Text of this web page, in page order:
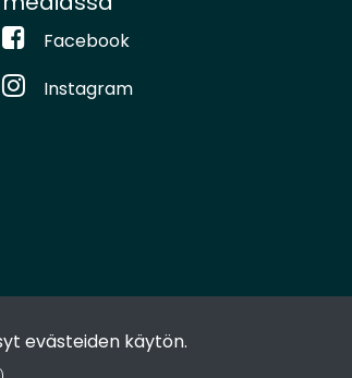
evästeiden käytön.
Facebook
Instagram